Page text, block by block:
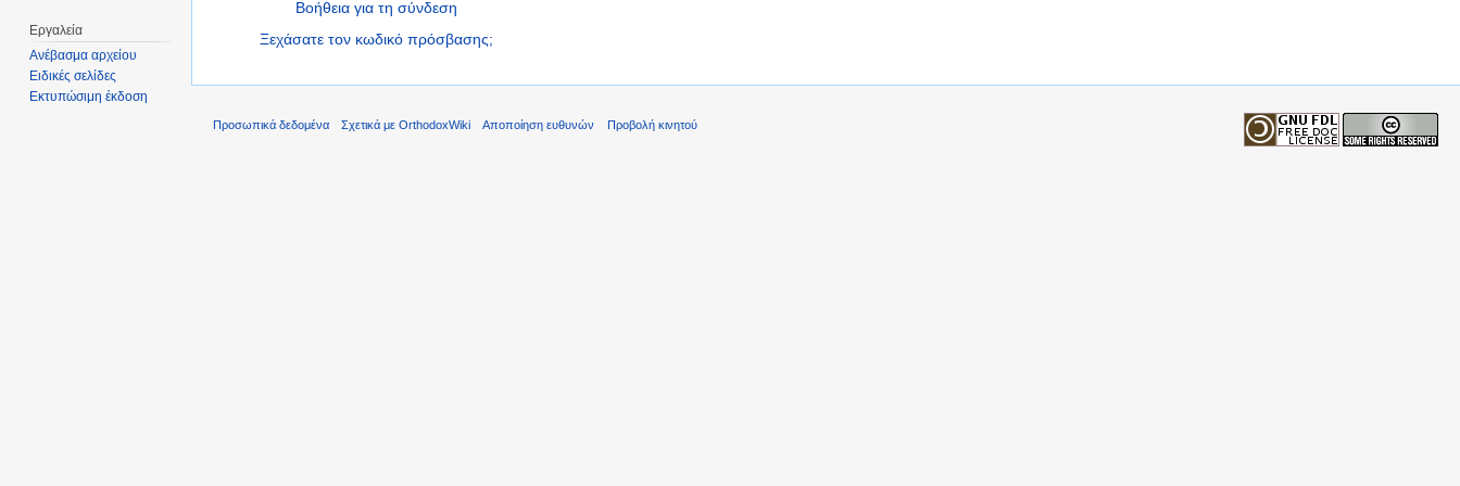
Βοήθεια για τη σύνδεση
Ξεχάσατε τον κωδικό πρόσβασης;
Εργαλεία
Ανέβασμα αρχείου
Ειδικές σελίδες
Εκτυπώσιμη έκδοση
Προσωπικά δεδομένα Σχετικά με OrthodoxWiki Αποποίηση ευθυνών Προβολή κινητού